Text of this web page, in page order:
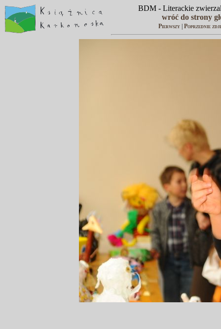
BDM - Literackie
wróć do strony
Pierwszy| Poprzednie